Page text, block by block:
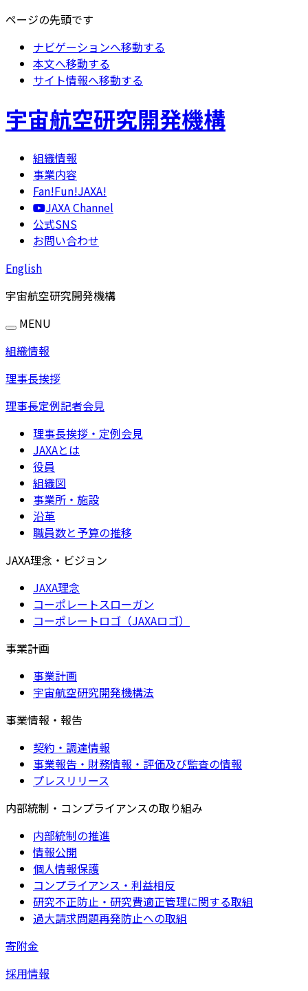
ページの先頭です
ナビゲーションへ移動する
本文へ移動する
サイト情報へ移動する
宇宙航空研究開発機構
組織情報
事業内容
Fan!Fun!JAXA!
JAXA Channel
公式SNS
お問い合わせ
English
宇宙航空研究開発機構
MENU
組織情報
理事長挨拶
理事長定例記者会見
理事長挨拶・定例会見
JAXAとは
役員
組織図
事業所・施設
沿革
職員数と予算の推移
JAXA理念・ビジョン
JAXA理念
コーポレートスローガン
コーポレートロゴ（JAXAロゴ）
事業計画
事業計画
宇宙航空研究開発機構法
事業情報・報告
契約・調達情報
事業報告・財務情報・評価及び監査の情報
プレスリリース
内部統制・コンプライアンスの取り組み
内部統制の推進
情報公開
個人情報保護
コンプライアンス・利益相反
研究不正防止・研究費適正管理に関する取組
過大請求問題再発防止への取組
寄附金
採用情報